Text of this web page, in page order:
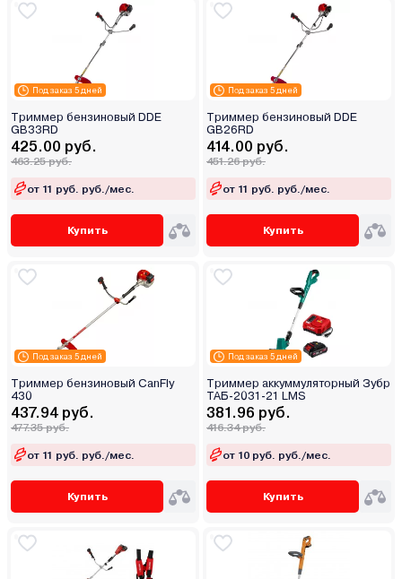
Под заказ 5 дней
Триммер бензиновый DDE
GB33RD
425.00 руб.
463.25 руб.
от 11 руб. руб./мес.
Купить
Под заказ 5 дней
Триммер бензиновый DDE
GB26RD
414.00 руб.
451.26 руб.
от 11 руб. руб./мес.
Купить
Под заказ 5 дней
Триммер бензиновый CanFly
430
437.94 руб.
477.35 руб.
от 11 руб. руб./мес.
Купить
Под заказ 5 дней
Триммер аккуммуляторный Зубр
ТАБ-2031-21 LMS
381.96 руб.
416.34 руб.
от 10 руб. руб./мес.
Купить